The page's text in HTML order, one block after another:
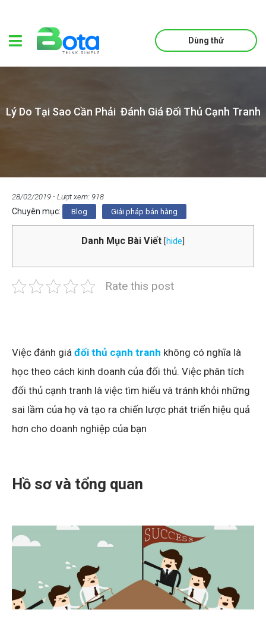
Dùng thử
Lý Do Tại Sao Cần Phải Đánh Giá Đối Thủ Cạnh Tranh
28/02/2019 - Lượt xem: 918
Chuyên mục: Blog Giải pháp bán hàng
Danh Mục Bài Viết [hide
Rate this post
Việc đánh giá đối thủ cạnh tranh không có nghĩa là
học theo cách kinh doanh của đối thủ. Việc phân tích
đối thủ cạnh tranh là việc tìm hiểu và tránh khỏi những
sai lầm của họ và tạo ra chiến lược phát triển hiệu quả
hơn cho doanh nghiệp của bạn
Hồ sơ và tổng quan